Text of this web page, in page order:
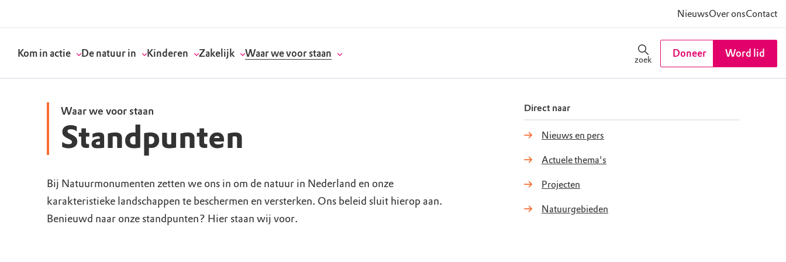
NieuwsOver onsContact
Kom in actie
Doneer
Word vrijwilliger
De natuur in
Routes
Natuurgebieden
Kinderen
Kinderactiviteiten
Verjaardagsfeestjes
Zakelijk
Geef een bedrijfsdonatie
Vergaderen in de natuur
Waar we voor staan
Onze visie
Actuele thema's
zoek
Doneer Word lid
Waar we voor staan
Standpunten
Bij Natuurmonumenten zetten we ons in om de natuur in Nederland en onze
karakteristieke landschappen te beschermen en versterken. Ons beleid sluit hierop aan.
Benieuwd naar onze standpunten? Hier staan wij voor.
Direct naar
Nieuws en pers
Actuele thema's
Projecten
Natuurgebieden